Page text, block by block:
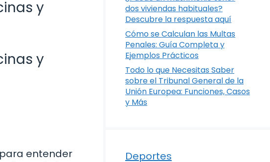
y
y
entender
dos viviendas habituales?
Descubre la respuesta aquí
Cómo se Calculan las Multas
Penales: Guía Completa y
Ejemplos Prácticos
Todo lo que Necesitas Saber
sobre el Tribunal General de la
Unión Europea: Funciones, Casos
y Más
Deportes